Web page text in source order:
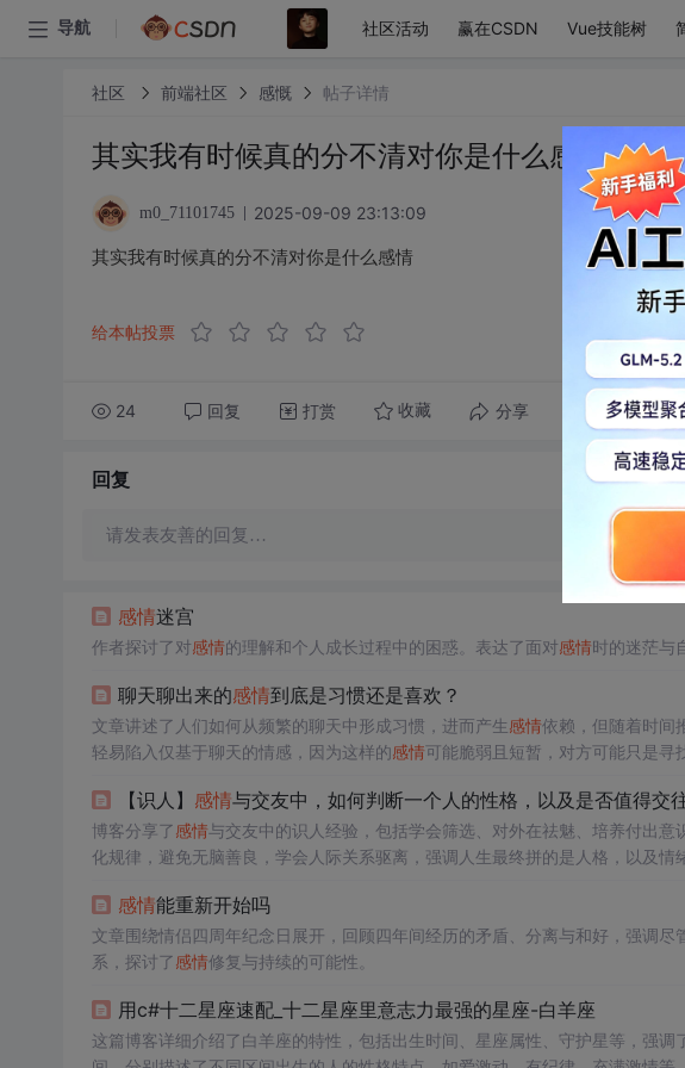
导航 社区活动 赢在CSDN Vue技能树
社区 前端社区 感慨 帖子详情
其实我有时候真的分不清对你是什么感情
m0_71101745 2025-09-09 23:13:09
其实我有时候真的分不清对你是什么感情
给本帖投票
24 回复 打赏 收藏 分享 转发到动态
回复
请发表友善的回复…
感情迷宫
作者探讨了对感情的理解和个人成长过程中的困惑。表达了面对感情时的迷茫与
聊天聊出来的感情到底是习惯还是喜欢？
文章讲述了人们如何从频繁的聊天中形成习惯，进而产生感情依赖，但随着时间
轻易陷入仅基于聊天的情感，因为这样的感情可能脆弱且短暂，对方可能只是寻
【识人】 感情与交友中，如何判断一个人的性格，以及是否值得交
博客分享了感情与交友中的识人经验，包括学会筛选、对外在祛魅、培养付出
化规律，避免无脑善良，学会人际关系驱离，强调人生最终拼的是人格，以及情
感情能重新开始吗
文章围绕情侣四周年纪念日展开，回顾四年间经历的矛盾、分离与和好，强调
系，探讨了感情修复与持续的可能性。
用c#十二星座速配_十二星座里意志力最强的星座-白羊座
这篇博客详细介绍了白羊座的特性，包括出生时间、星座属性、守护星等，强